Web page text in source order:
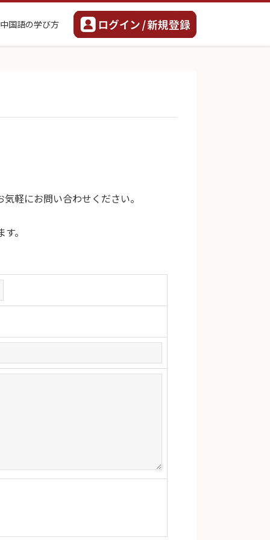
中国語の学び方
軽にお問い合わせください。
。